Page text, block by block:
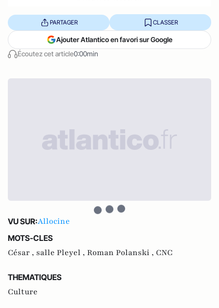
Écoutez cet article0:00min
PARTAGER CLASSER
Ajouter Atlantico en favori sur Google
VU SUR:Allocine
MOTS-CLES
César , salle Pleyel , Roman Polanski , CNC
THEMATIQUES
Culture